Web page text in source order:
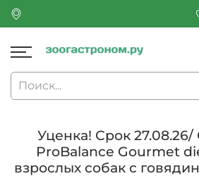
Уценка! Срок
ProBalance Gourmet
взрослых собак с